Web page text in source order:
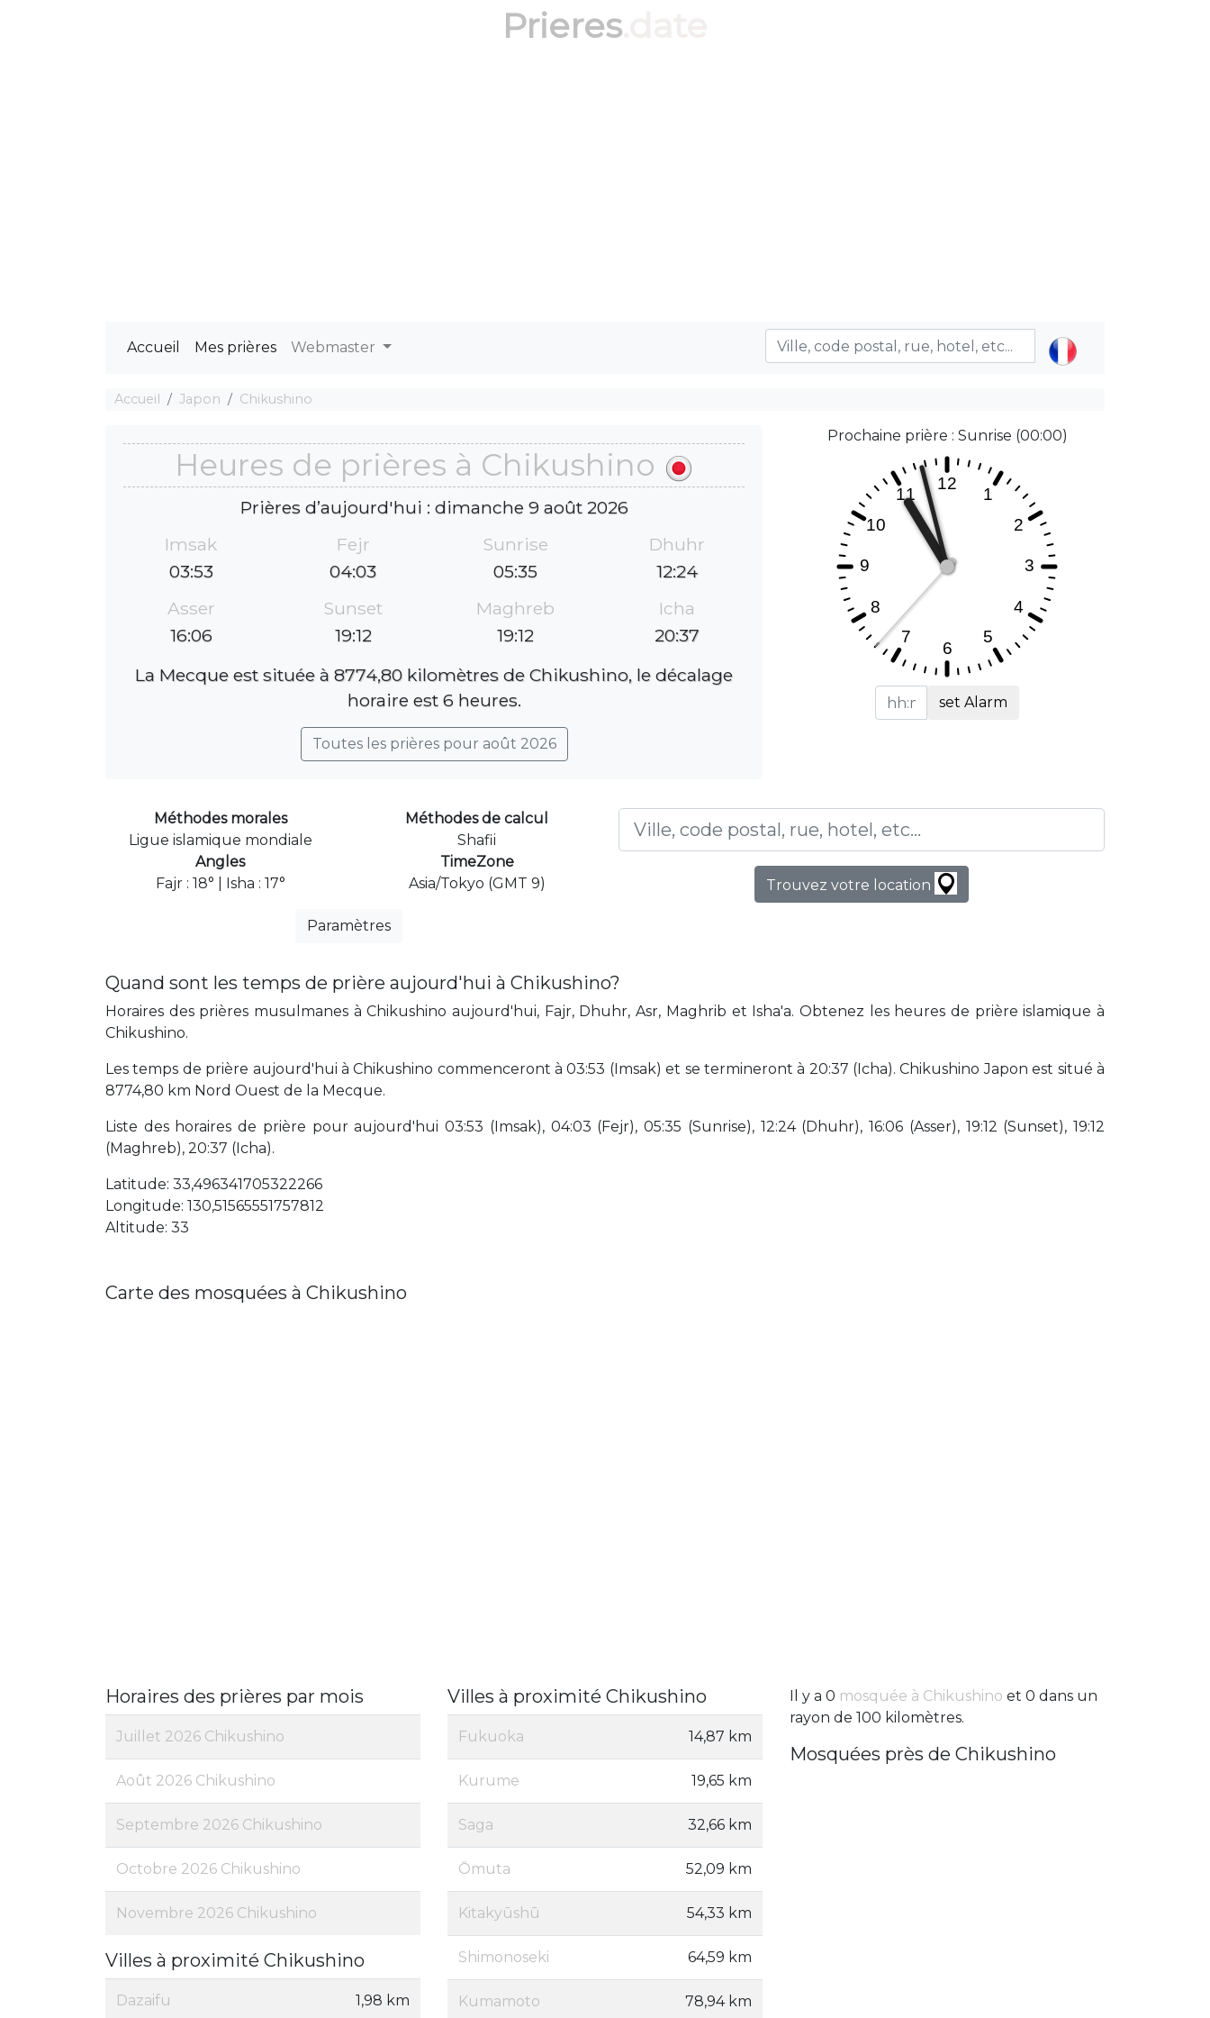
Prieres
Accueil Mes prières Webmaster
Accueil Japon Chikushino
Heures de prières à Chikushino
Prières d’aujourd'hui : dimanche 9 août 2026
Imsak
03:53
Fejr
04:03
Sunrise
05:35
Dhuhr
12:24
Asser
16:06
Sunset
19:12
Maghreb
19:12
Icha
20:37
La Mecque est située à 8774,80 kilomètres de Chikushino, le décalage
horaire est 6 heures.
Toutes les prières pour août 2026
Prochaine prière : Sunrise (00:00)
set Alarm
Méthodes morales
Ligue islamique mondiale
Méthodes de calcul
Shafii
Angles
Fajr : 18° | Isha : 17°
TimeZone
Asia/Tokyo (GMT 9)
Paramètres
Trouvez votre location
Quand sont les temps de prière aujourd'hui à Chikushino?
Horaires des prières musulmanes à Chikushino aujourd'hui, Fajr, Dhuhr, Asr, Maghrib et Isha'a. Obtenez les heures de prière islamique à
Chikushino.
Les temps de prière aujourd'hui à Chikushino commenceront à 03:53 (Imsak) et se termineront à 20:37 (Icha). Chikushino Japon est situé à
8774,80 km Nord Ouest de la Mecque.
Liste des horaires de prière pour aujourd'hui 03:53 (Imsak), 04:03 (Fejr), 05:35 (Sunrise), 12:24 (Dhuhr), 16:06 (Asser), 19:12 (Sunset), 19:12
(Maghreb), 20:37 (Icha).
Latitude: 33,496341705322266
Longitude: 130,51565551757812
Altitude: 33
Carte des mosquées à Chikushino
Horaires des prières par mois
Juillet 2026 Chikushino
Août 2026 Chikushino
Septembre 2026 Chikushino
Octobre 2026 Chikushino
Novembre 2026 Chikushino
Villes à proximité Chikushino
Dazaifu 1,98 km
Villes à proximité Chikushino
Fukuoka 14,87 km
Kurume 19,65 km
Saga 32,66 km
Ōmuta 52,09 km
Kitakyūshū 54,33 km
Shimonoseki 64,59 km
Kumamoto 78,94 km
Il y a 0 mosquée à Chikushino et 0 dans un
rayon de 100 kilomètres.
Mosquées près de Chikushino